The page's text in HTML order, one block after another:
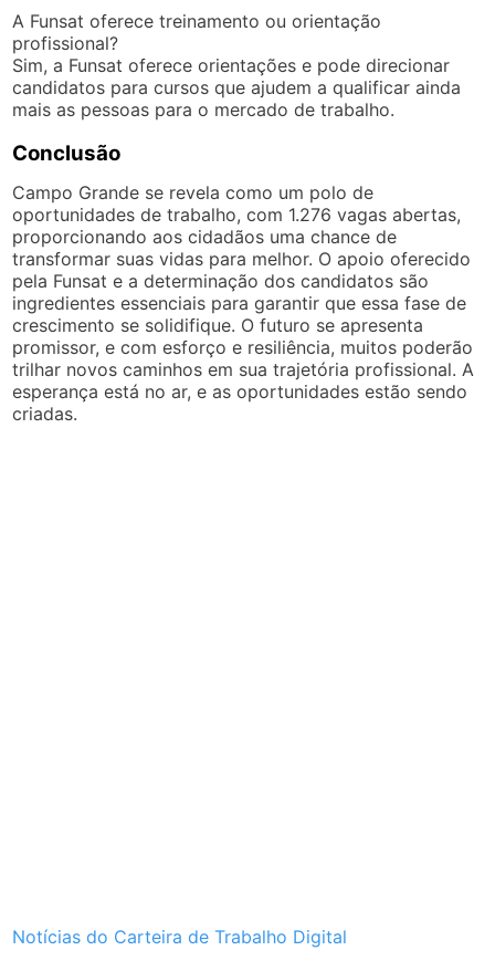
A Funsat oferece treinamento ou orientação
profissional?
Sim, a Funsat oferece orientações e pode direcionar
candidatos para cursos que ajudem a qualificar ainda
mais as pessoas para o mercado de trabalho.
Conclusão
Campo Grande se revela como um polo de
oportunidades de trabalho, com 1.276 vagas abertas,
proporcionando aos cidadãos uma chance de
transformar suas vidas para melhor. O apoio oferecido
pela Funsat e a determinação dos candidatos são
ingredientes essenciais para garantir que essa fase de
crescimento se solidifique. O futuro se apresenta
promissor, e com esforço e resiliência, muitos poderão
trilhar novos caminhos em sua trajetória profissional. A
esperança está no ar, e as oportunidades estão sendo
criadas.
Notícias do Carteira de Trabalho Digital